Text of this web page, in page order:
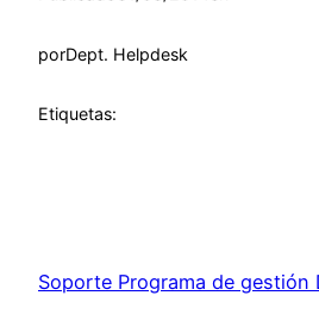
porDept. Helpdesk
Etiquetas:
Soporte Programa de gestión